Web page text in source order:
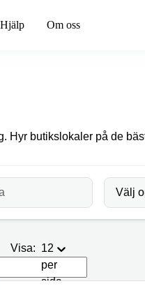
Hjälp Om oss
Hyr butikslokaler på de
Välj
Visa: 12
per
sida